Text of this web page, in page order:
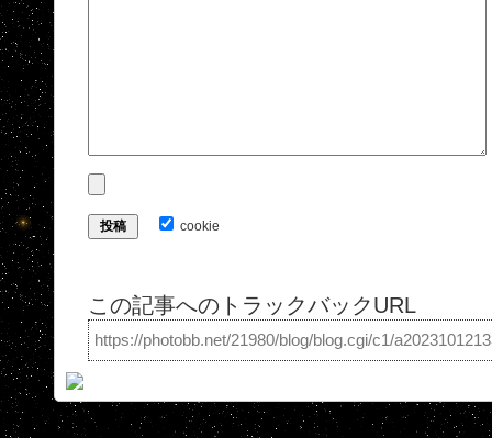
cookie
この記事へのトラックバックURL
https://photobb.net/21980/blog/blog.cgi/c1/